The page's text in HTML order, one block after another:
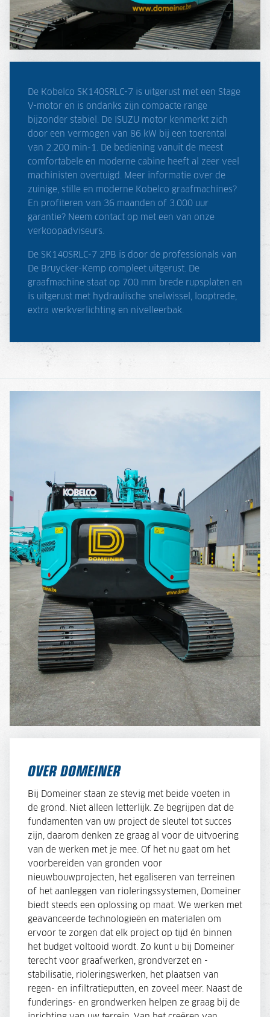
De Kobelco SK140SRLC-7 is uitgerust met een Stage
V-motor en is ondanks zijn compacte range
bijzonder stabiel. De ISUZU motor kenmerkt zich
door een vermogen van 86 kW bij een toerental
van 2.200 min-1. De bediening vanuit de meest
comfortabele en moderne cabine heeft al zeer veel
machinisten overtuigd. Meer informatie over de
zuinige, stille en moderne Kobelco graafmachines?
En profiteren van 36 maanden of 3.000 uur
garantie? Neem contact op met een van onze
verkoopadviseurs.
De SK140SRLC-7 2PB is door de professionals van
De Bruycker-Kemp compleet uitgerust. De
graafmachine staat op 700 mm brede rupsplaten en
is uitgerust met hydraulische snelwissel, looptrede,
extra werkverlichting en nivelleerbak.
OVER DOMEINER
Bij Domeiner staan ze stevig met beide voeten in
de grond. Niet alleen letterlijk. Ze begrijpen dat de
fundamenten van uw project de sleutel tot succes
zijn, daarom denken ze graag al voor de uitvoering
van de werken met je mee. Of het nu gaat om het
voorbereiden van gronden voor
nieuwbouwprojecten, het egaliseren van terreinen
of het aanleggen van rioleringssystemen, Domeiner
biedt steeds een oplossing op maat. We werken met
geavanceerde technologieën en materialen om
ervoor te zorgen dat elk project op tijd én binnen
het budget voltooid wordt. Zo kunt u bij Domeiner
terecht voor graafwerken, grondverzet en -
stabilisatie, rioleringswerken, het plaatsen van
regen- en infiltratieputten, en zoveel meer. Naast de
funderings- en grondwerken helpen ze graag bij de